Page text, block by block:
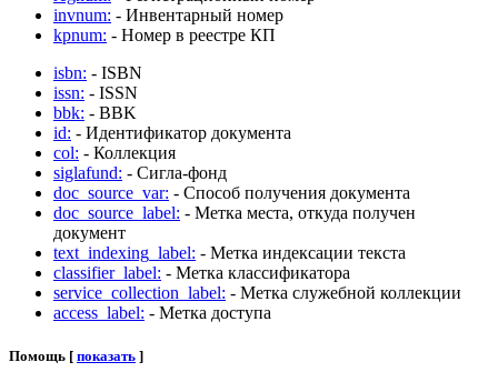
invnum: - Инвентарный номер
kpnum: - Номер в реестре КП
isbn: - ISBN
issn: - ISSN
bbk: - BBK
id: - Идентификатор документа
col: - Коллекция
siglafund: - Сигла-фонд
doc_source_var: - Способ получения документа
doc_source_label: - Метка места, откуда получен
документ
text_indexing_label: - Метка индексации текста
classifier_label: - Метка классификатора
service_collection_label: - Метка служебной коллекции
access_label: - Метка доступа
Помощь [ показать ]